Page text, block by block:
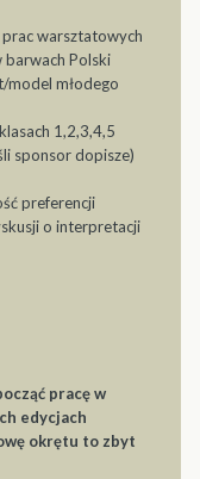
prac warsztatowych
barwach Polski
model młodego
1,2,3,4,5
sponsor dopisze)
preferencji
o interpretacji
pracę w
edycjach
okrętu to zbyt